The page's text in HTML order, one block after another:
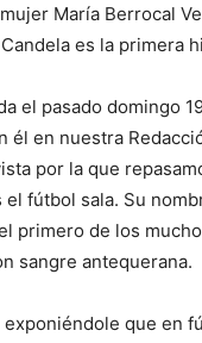
María Berrocal
es la primera
el pasado domingo
él en nuestra
por la que
el fútbol sala. Su
primero de los
sangre antequerana.
exponiéndole que en